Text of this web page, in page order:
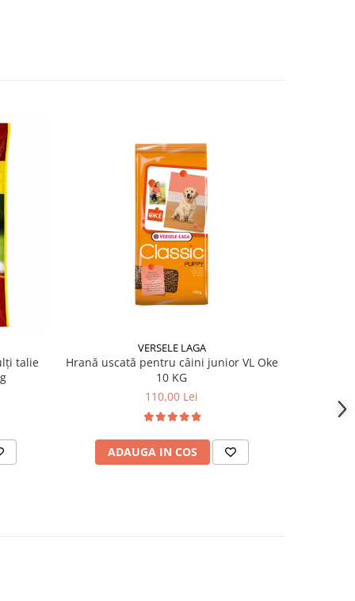
talie
VERSELE LAGA
Hrană uscată pentru câini junior VL Oke
10 KG
110,00 Lei
ADAUGA IN COS